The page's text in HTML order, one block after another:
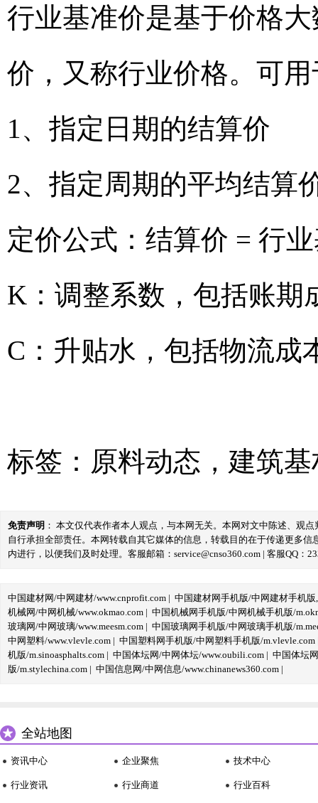
行业基准价是基于价格
价，又称行业价格。可
1、指定日期的结算价
2、指定周期的平均结算
定价公式：结算价 = 行
K：调整系数，包括账期
C：升贴水，包括物流成
标签： 原料动态 ， 建筑基
免责声明 ： 本文仅代表作者本人观点，与本网无关。本网对文中陈述、观
自行承担全部责任。本网转载自其它媒体的信息，转载目的在于传递更多
内进行，以便我们及时处理。客服邮箱：service@cnso360.com | 客服QQ：
中国建材网/中网建材/www.cnprofit.com | 中国建材网手机版/中网建材手机版
机械网/中网机械/www.okmao.com | 中国机械网手机版/中网机械手机版/
玻璃网/中网玻璃/www.meesm.com | 中国玻璃网手机版/中网玻璃手机版/
中网塑料/www.vlevle.com | 中国塑料网手机版/中网塑料手机版/m.vlevle.com
机版/m.sinoasphalts.com | 中国体坛网/中网体坛/www.oubili.com | 中国体坛
版/m.stylechina.com | 中国信息网/中网信息/www.chinanews360.com |
全站地图
资讯中心
行业资讯
企业聚焦
行业商道
技术中心
行业百科